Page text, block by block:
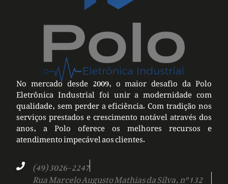
No mercado desde 2009, o maior desafio da Polo
Eletrônica Industrial foi unir a modernidade com
qualidade, sem perder a eficiência. Com tradição nos
serviços prestados e crescimento notável através dos
anos, a Polo oferece os melhores recursos e
atendimento impecável aos clientes.
(49) 3026-2247
Rua Marcelo Augusto Mathias da Silva, nº 132